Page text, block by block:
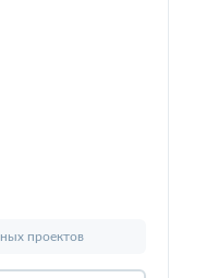
проектов